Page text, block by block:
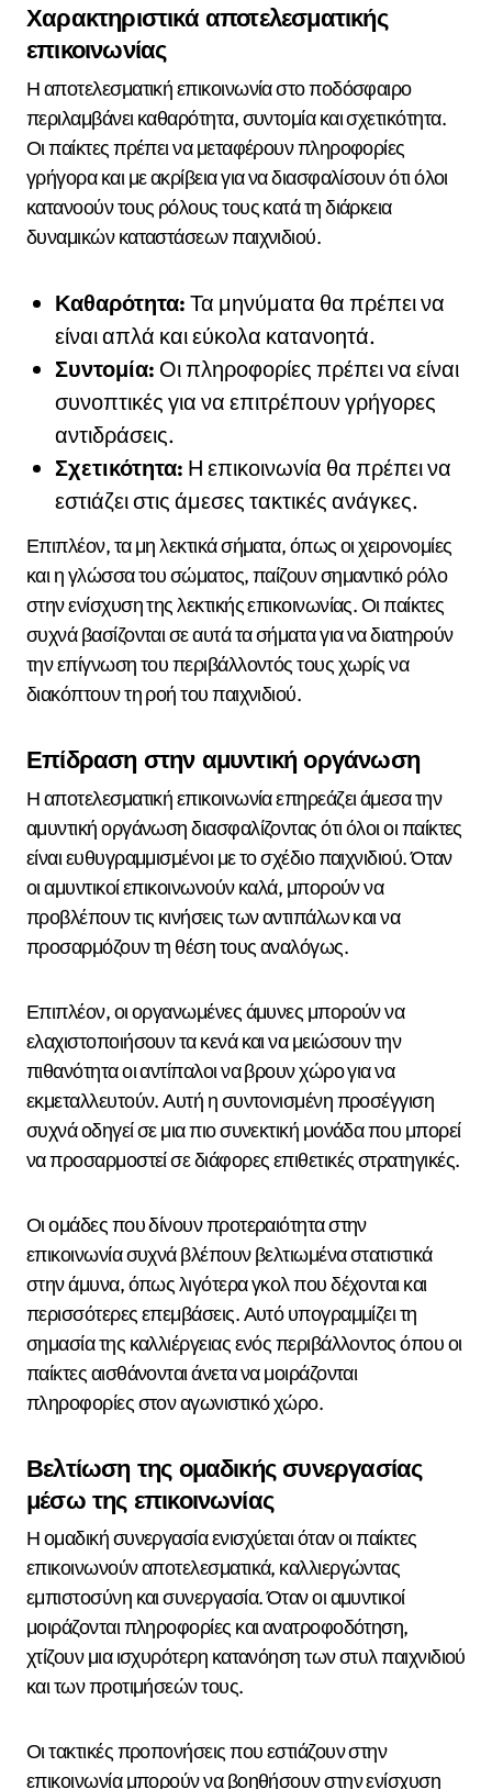
Χαρακτηριστικά αποτελεσματικής
επικοινωνίας
Η αποτελεσματική επικοινωνία στο ποδόσφαιρο
περιλαμβάνει καθαρότητα, συντομία και σχετικότητα.
Οι παίκτες πρέπει να μεταφέρουν πληροφορίες
γρήγορα και με ακρίβεια για να διασφαλίσουν ότι όλοι
κατανοούν τους ρόλους τους κατά τη διάρκεια
δυναμικών καταστάσεων παιχνιδιού.
Καθαρότητα: Τα μηνύματα θα πρέπει να
είναι απλά και εύκολα κατανοητά.
Συντομία: Οι πληροφορίες πρέπει να είναι
συνοπτικές για να επιτρέπουν γρήγορες
αντιδράσεις.
Σχετικότητα: Η επικοινωνία θα πρέπει να
εστιάζει στις άμεσες τακτικές ανάγκες.
Επιπλέον, τα μη λεκτικά σήματα, όπως οι χειρονομίες
και η γλώσσα του σώματος, παίζουν σημαντικό ρόλο
στην ενίσχυση της λεκτικής επικοινωνίας. Οι παίκτες
συχνά βασίζονται σε αυτά τα σήματα για να διατηρούν
την επίγνωση του περιβάλλοντός τους χωρίς να
διακόπτουν τη ροή του παιχνιδιού.
Επίδραση στην αμυντική οργάνωση
Η αποτελεσματική επικοινωνία επηρεάζει άμεσα την
αμυντική οργάνωση διασφαλίζοντας ότι όλοι οι παίκτες
είναι ευθυγραμμισμένοι με το σχέδιο παιχνιδιού. Όταν
οι αμυντικοί επικοινωνούν καλά, μπορούν να
προβλέπουν τις κινήσεις των αντιπάλων και να
προσαρμόζουν τη θέση τους αναλόγως.
Επιπλέον, οι οργανωμένες άμυνες μπορούν να
ελαχιστοποιήσουν τα κενά και να μειώσουν την
πιθανότητα οι αντίπαλοι να βρουν χώρο για να
εκμεταλλευτούν. Αυτή η συντονισμένη προσέγγιση
συχνά οδηγεί σε μια πιο συνεκτική μονάδα που μπορεί
να προσαρμοστεί σε διάφορες επιθετικές στρατηγικές.
Οι ομάδες που δίνουν προτεραιότητα στην
επικοινωνία συχνά βλέπουν βελτιωμένα στατιστικά
στην άμυνα, όπως λιγότερα γκολ που δέχονται και
περισσότερες επεμβάσεις. Αυτό υπογραμμίζει τη
σημασία της καλλιέργειας ενός περιβάλλοντος όπου οι
παίκτες αισθάνονται άνετα να μοιράζονται
πληροφορίες στον αγωνιστικό χώρο.
Βελτίωση της ομαδικής συνεργασίας
μέσω της επικοινωνίας
Η ομαδική συνεργασία ενισχύεται όταν οι παίκτες
επικοινωνούν αποτελεσματικά, καλλιεργώντας
εμπιστοσύνη και συνεργασία. Όταν οι αμυντικοί
μοιράζονται πληροφορίες και ανατροφοδότηση,
χτίζουν μια ισχυρότερη κατανόηση των στυλ παιχνιδιού
και των προτιμήσεών τους.
Οι τακτικές προπονήσεις που εστιάζουν στην
επικοινωνία μπορούν να βοηθήσουν στην ενίσχυση